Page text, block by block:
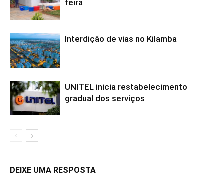
feira
Interdição de vias no Kilamba
UNITEL inicia restabelecimento
gradual dos serviços
DEIXE UMA RESPOSTA